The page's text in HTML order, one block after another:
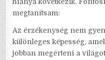
megtanítsam:
Az érzékenység nem
különleges képesség,
jobban megérteni a